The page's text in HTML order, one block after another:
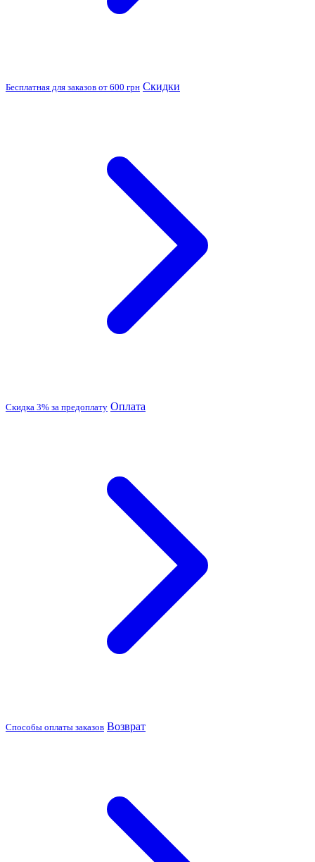
Бесплатная для заказов от 600 грн Скидки
Скидка 3% за предоплату Оплата
Способы оплаты заказов Возврат